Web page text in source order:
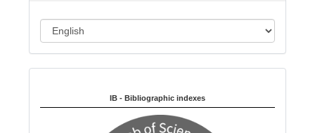
a
u
a
IB - Bibliographic indexes